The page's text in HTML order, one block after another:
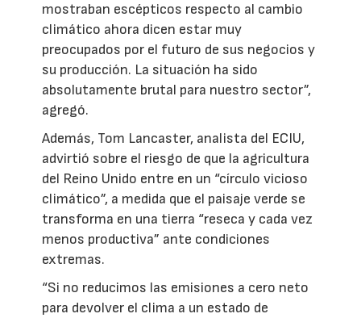
mostraban escépticos respecto al cambio
climático ahora dicen estar muy
preocupados por el futuro de sus negocios y
su producción. La situación ha sido
absolutamente brutal para nuestro sector”,
agregó.
Además, Tom Lancaster, analista del ECIU,
advirtió sobre el riesgo de que la agricultura
del Reino Unido entre en un “círculo vicioso
climático”, a medida que el paisaje verde se
transforma en una tierra “reseca y cada vez
menos productiva” ante condiciones
extremas.
“Si no reducimos las emisiones a cero neto
para devolver el clima a un estado de